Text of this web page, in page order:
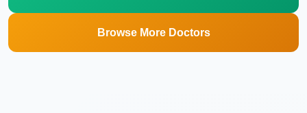
Browse More Doctors